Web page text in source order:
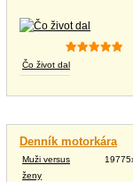
Čo život dal
Denník motorkára
Muži versus
ženy